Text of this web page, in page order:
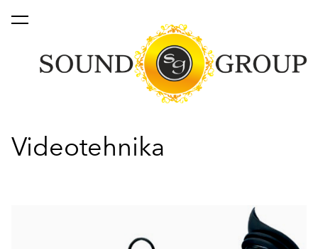
lisati ostukorvi. Vaata ostukorvi
Videotehnika